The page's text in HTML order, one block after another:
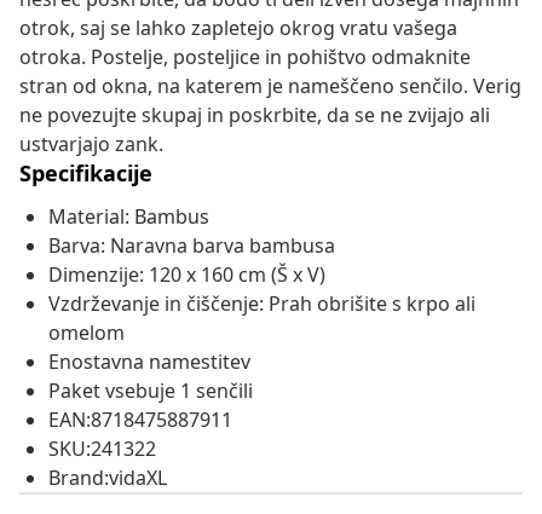
otrok, saj se lahko zapletejo okrog vratu vašega
otroka. Postelje, posteljice in pohištvo odmaknite
stran od okna, na katerem je nameščeno senčilo. Verig
ne povezujte skupaj in poskrbite, da se ne zvijajo ali
ustvarjajo zank.
Specifikacije
Material: Bambus
Barva: Naravna barva bambusa
Dimenzije: 120 x 160 cm (Š x V)
Vzdrževanje in čiščenje: Prah obrišite s krpo ali
omelom
Enostavna namestitev
Paket vsebuje 1 senčili
EAN:8718475887911
SKU:241322
Brand:vidaXL